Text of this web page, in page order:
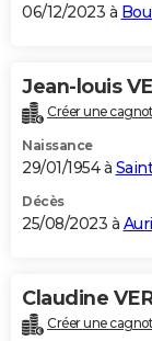
06/12/2023 à
Jean-louis
Créer une
Naissance
29/01/1954 à
Décès
25/08/2023 à
Claudine
Créer une